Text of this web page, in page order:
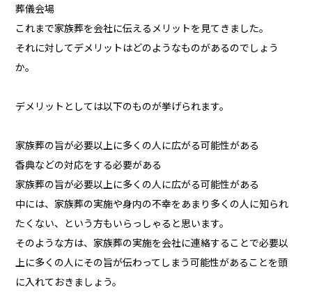
葬儀会場
これまで家族葬を会社に伝えるメリットを見てきました。
それに対してデメリットはどのようなものがあるのでしょう
か。
デメリットとしては以下のものが挙げられます。
家族葬の旨が必要以上に多くの人に広がる可能性がある
香典などの対応をする必要がある
家族葬の旨が必要以上に多くの人に広がる可能性がある
中には、家族葬の実施や身内の不幸をあまり多くの人に知られ
たくない、という方もいらっしゃると思います。
そのような方は、家族葬の実施を会社に連絡することで必要以
上に多くの人にその旨が伝わってしまう可能性があることを頭
に入れておきましょう。